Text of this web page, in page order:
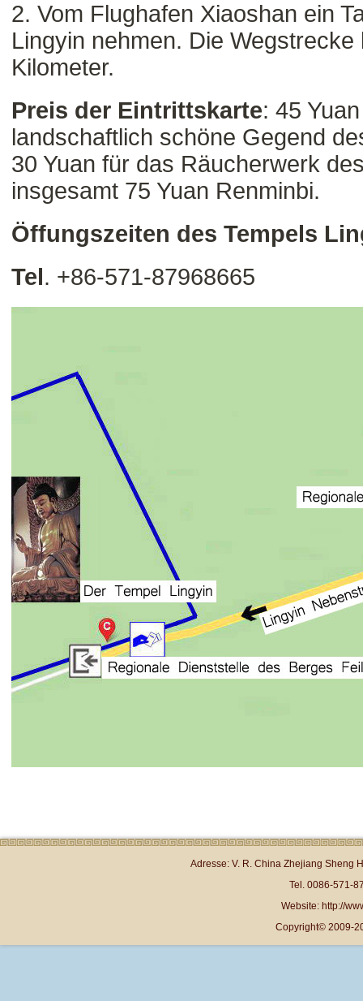
2. Vom Flughafen Xiaoshan ein
Lingyin nehmen. Die
Kilometer.
Preis der Eintrittskarte: 45
landschaftlich schöne Gegend
30 Yuan für das Räucherwerk
insgesamt 75 Yuan Renminbi.
Öffungszeiten des Tempels
Tel. +86-571-87968665
Adresse: V. R. China Zhejiang Sheng
Tel. 0086-571-
Website: http://
Copyright© 2009-